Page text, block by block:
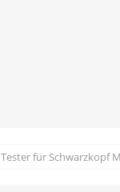
für Schwarzkopf